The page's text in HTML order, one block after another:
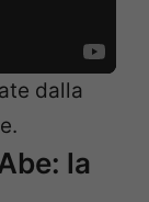
dalla
la